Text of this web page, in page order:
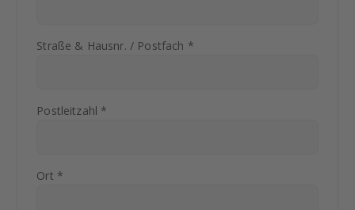
Straße & Hausnr. / Postfach *
Postleitzahl *
Ort *